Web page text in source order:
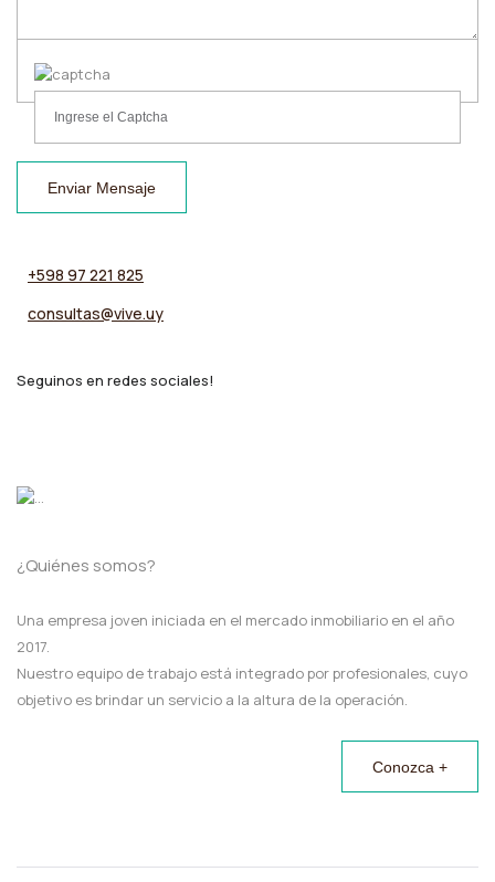
Enviar Mensaje
+598 97 221 825
consultas@vive.uy
Seguinos en redes sociales!
¿Quiénes somos?
Una empresa joven iniciada en el mercado inmobiliario en el año
2017.
Nuestro equipo de trabajo está integrado por profesionales, cuyo
objetivo es brindar un servicio a la altura de la operación.
Conozca +